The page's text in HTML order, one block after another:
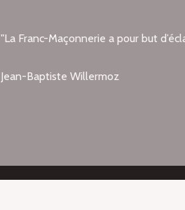
"La Franc-Maçonnerie a pour but
Jean-Baptiste Willermoz